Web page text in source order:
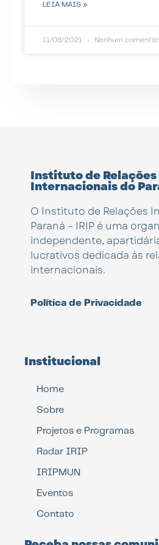
LEIA MAIS »
11/08/2021 Nenhum
Instituto de Relações
Internacionais do
O Instituto de Relações
Paraná – IRIP é uma
independente,
lucrativos dedicada às
internacionais.
Política de Privacidade
Institucional
Home
Sobre
Projetos e Programas
Radar IRIP
IRIPMUN
Eventos
Contato